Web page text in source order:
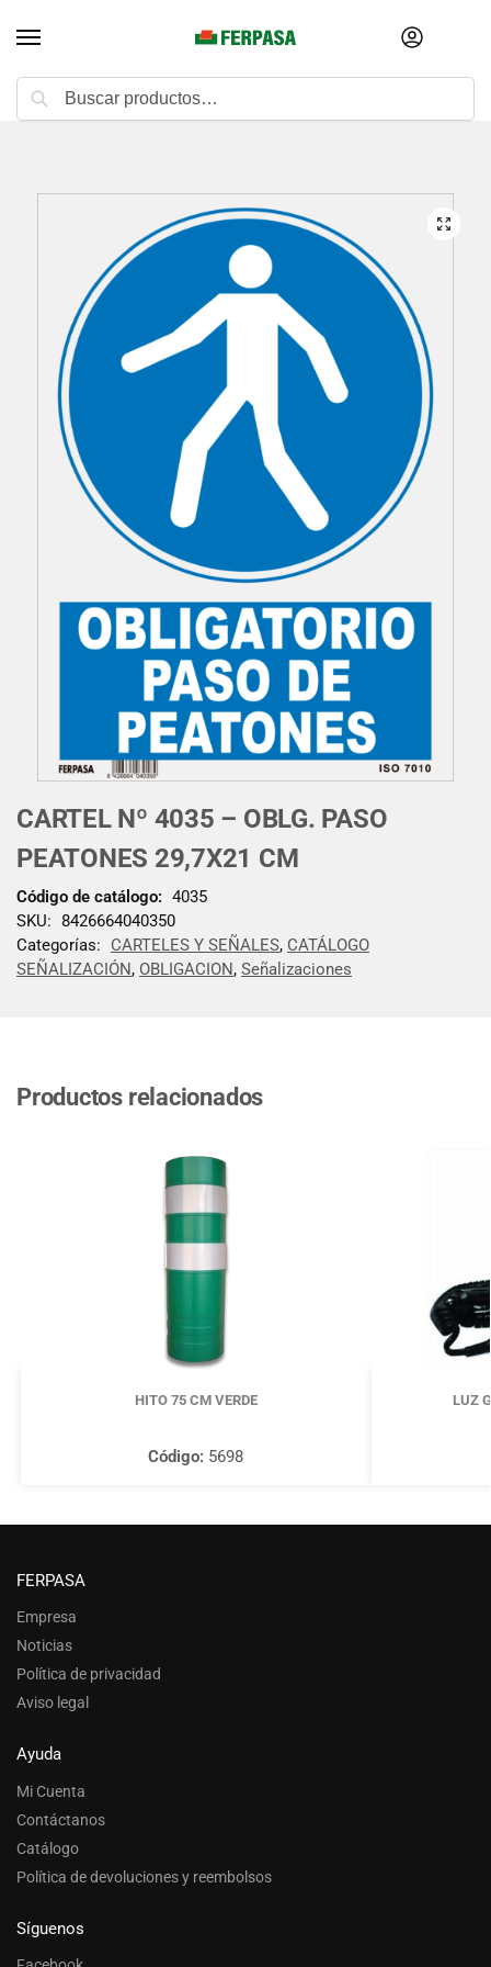
CARTEL Nº 4035 – OBLG. PASO
PEATONES 29,7X21 CM
Código de catálogo: 4035
SKU: 8426664040350
Categorías:
CARTELES Y SEÑALES, CATÁLOGO
SEÑALIZACIÓN, OBLIGACION, Señalizaciones
Productos relacionados
HITO 75 CM VERDE
Código: 5698
LUZ
FERPASA
Empresa
Noticias
Política de privacidad
Aviso legal
Ayuda
Mi Cuenta
Contáctanos
Catálogo
Política de devoluciones y reembolsos
Síguenos